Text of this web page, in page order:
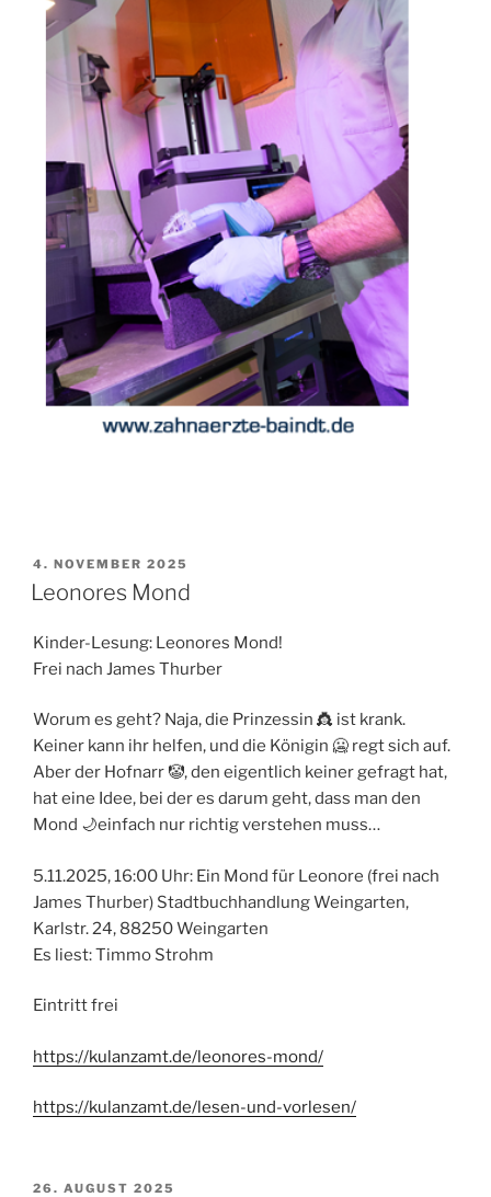
VERÖFFENTLICHT
AM
4. NOVEMBER 2025
Leonores Mond
Kinder-Lesung: Leonores Mond!
Frei nach James Thurber
Worum es geht? Naja, die Prinzessin 👸 ist krank.
Keiner kann ihr helfen, und die Königin 🥶 regt sich auf.
Aber der Hofnarr 🤡, den eigentlich keiner gefragt hat,
hat eine Idee, bei der es darum geht, dass man den
Mond 🌙einfach nur richtig verstehen muss…
5.11.2025, 16:00 Uhr: Ein Mond für Leonore (frei nach
James Thurber) Stadtbuchhandlung Weingarten,
Karlstr. 24, 88250 Weingarten
Es liest: Timmo Strohm
Eintritt frei
https://kulanzamt.de/leonores-mond/
https://kulanzamt.de/lesen-und-vorlesen/
VERÖFFENTLICHT
26. AUGUST 2025